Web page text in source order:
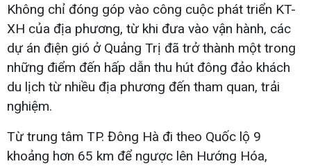
Không chỉ đóng góp vào công cuộc phát triển KT-
XH của địa phương, từ khi đưa vào vận hành, các
dự án điện gió ở Quảng Trị đã trở thành một trong
những điểm đến hấp dẫn thu hút đông đảo khách
du lịch từ nhiều địa phương đến tham quan, trải
nghiệm.
Từ trung tâm TP. Đông Hà đi theo Quốc lộ 9
khoảng hơn 65 km để ngược lên Hướng Hóa,